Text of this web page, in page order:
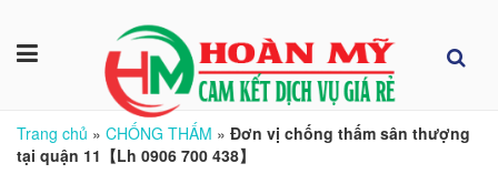
Trang chủ » CHỐNG THẤM » Đơn vị chống thấm sân thượng
tại quận 11【Lh 0906 700 438】